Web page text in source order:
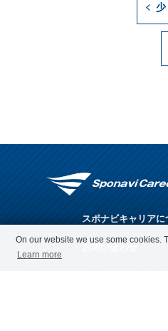
少
スポナビキャリアに
On our website we use some cookies.
Learn more